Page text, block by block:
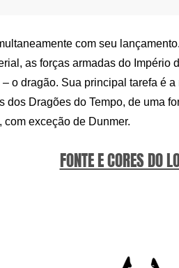
com seu
as forças armadas do Império
o dragão. Sua principal tarefa é
dos Dragões do Tempo, de uma
exceção de Dunmer.
FONTE E CORES DO